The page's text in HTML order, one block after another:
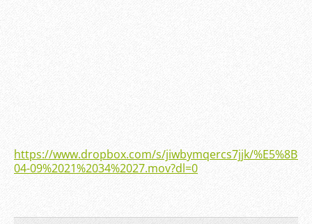
https://www.dropbox.com/s/jiwbymqercs7jjk/
04-09%2021%2034%2027.mov?dl=0